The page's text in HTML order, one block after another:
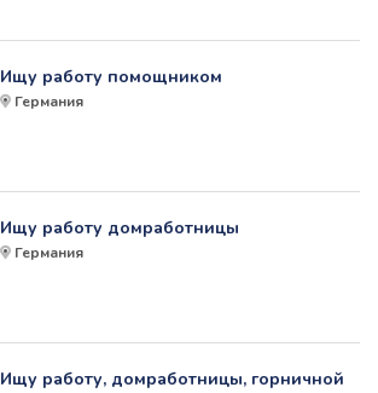
Ищу работу помощником
Германия
Ищу работу домработницы
Германия
Ищу работу, домработницы, горничной